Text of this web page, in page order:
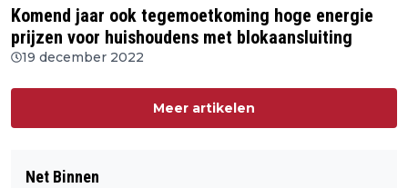
Komend jaar ook tegemoetkoming hoge energie
prijzen voor huishoudens met blokaansluiting
19 december 2022
Meer artikelen
Net Binnen